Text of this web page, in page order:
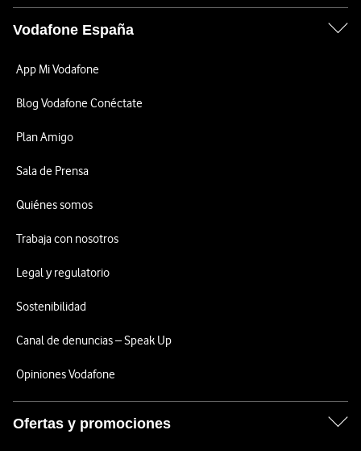
Vodafone España
App Mi Vodafone
Blog Vodafone Conéctate
Plan Amigo
Sala de Prensa
Quiénes somos
Trabaja con nosotros
Legal y regulatorio
Sostenibilidad
Canal de denuncias – Speak Up
Opiniones Vodafone
Ofertas y promociones